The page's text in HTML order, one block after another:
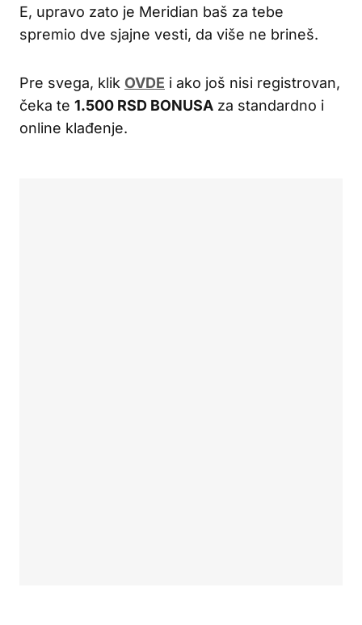
E, upravo zato je Meridian baš za tebe
spremio dve sjajne vesti, da više ne brineš.
Pre svega, klik OVDE i ako još nisi registrovan,
čeka te 1.500 RSD BONUSA za standardno i
online klađenje.